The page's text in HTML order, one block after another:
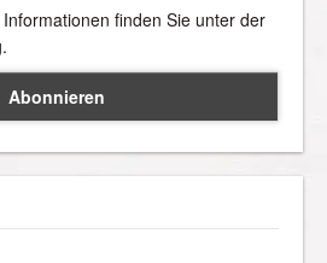
finden Sie unter der